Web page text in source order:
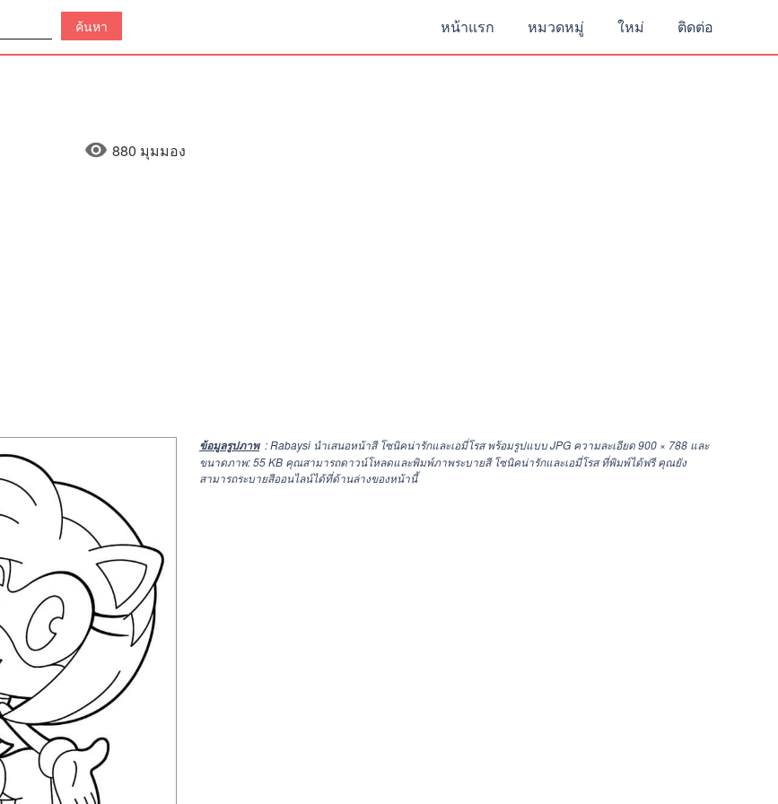
หน้าแรก หมวดหมู่ ใหม่ ติดต่อ
880 มุมมอง
ข้อมูลรูปภาพ : Rabaysi นำเสนอหน้าสี โซนิคน่ารักและเอมี่โรส พร้อมรูปแบบ JPG ความละเอียด900 × 788 และ
ขนาดภาพ: 55 KB คุณสามารถดาวน์โหลดและพิมพ์ภาพระบายสี โซนิคน่ารักและเอมี่โรส ที่พิมพ์ได้ฟรี คุณยัง
สามารถระบายสีออนไลน์ได้ที่ด้านล่างของหน้านี้